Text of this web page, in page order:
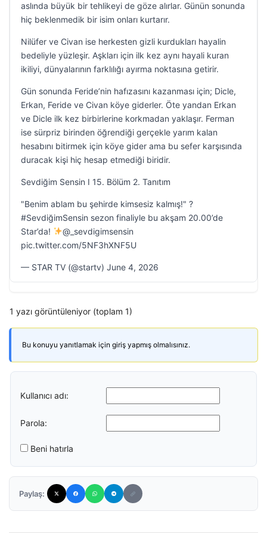
aslında büyük bir tehlikeyi de göze alırlar. Günün sonunda
hiç beklenmedik bir isim onları kurtarır.
Nilüfer ve Civan ise herkesten gizli kurdukları hayalin
bedeliyle yüzleşir. Aşkları için ilk kez aynı hayali kuran
ikiliyi, dünyalarının farklılığı ayırma noktasına getirir.
Gün sonunda Feride’nin hafızasını kazanması için; Dicle,
Erkan, Feride ve Civan köye giderler. Öte yandan Erkan
ve Dicle ilk kez birbirlerine korkmadan yaklaşır. Ferman
ise sürpriz birinden öğrendiği gerçekle yarım kalan
hesabını bitirmek için köye gider ama bu sefer karşısında
duracak kişi hiç hesap etmediği biridir.
Sevdiğim Sensin I 15. Bölüm 2. Tanıtım
"Benim ablam bu şehirde kimsesiz kalmış!" ?
#SevdiğimSensin sezon finaliyle bu akşam 20.00’de
Star’da!
@_sevdigimsensin
pic.twitter.com/5NF3hXNF5U
— STAR TV (@startv) June 4, 2026
1 yazı görüntüleniyor (toplam 1)
Bu konuyu yanıtlamak için giriş yapmış olmalısınız.
Kullanıcı adı:
Parola:
Beni hatırla
Paylaş: